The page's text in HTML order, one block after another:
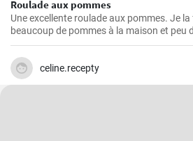
Roulade aux pommes
Une excellente roulade aux pommes. Je
beaucoup de pommes à la maison et peu
rapide et facile qui plait toujours.
celine.recepty